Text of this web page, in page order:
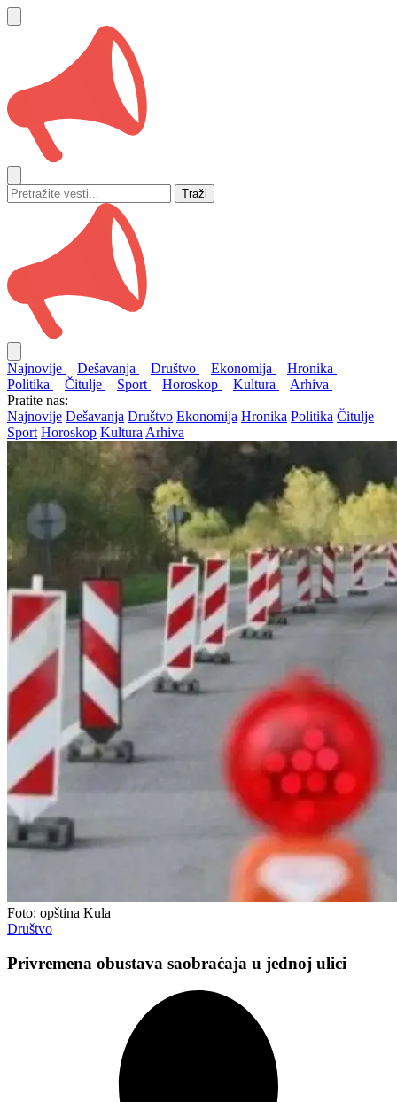
Traži
Najnovije Dešavanja Društvo Ekonomija
Hronika
Politika
Čitulje Sport Horoskop Kultura
Arhiva
Pratite nas:
Najnovije Dešavanja Društvo Ekonomija Hronika Politika Čitulje
Sport Horoskop Kultura Arhiva
Foto: opština Kula
Društvo
Privremena obustava saobraćaja u jednoj ulici